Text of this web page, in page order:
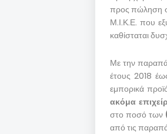
προς πώληση
Μ.Ι.Κ.Ε. που
καθίσταται
Με την
έτους 2018
εμπορικά
ακόμα
στο ποσό των
από τις